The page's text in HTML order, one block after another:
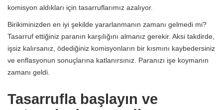
komisyon aldıkları için tasarruflarımız azalıyor.
Birikiminizden en iyi şekilde yararlanmanın zamanı gelmedi mi?
Tasarruf ettiğiniz paranın karşılığını almanız gerekir. Aksi takdirde,
işsiz kalırsanız, ödediğiniz komisyonların bir kısmını kaybedersiniz
ve enflasyonun sonuçlarına katlanırsınız. Paranızı işe koymanın
zamanı geldi.
Tasarrufla başlayın ve